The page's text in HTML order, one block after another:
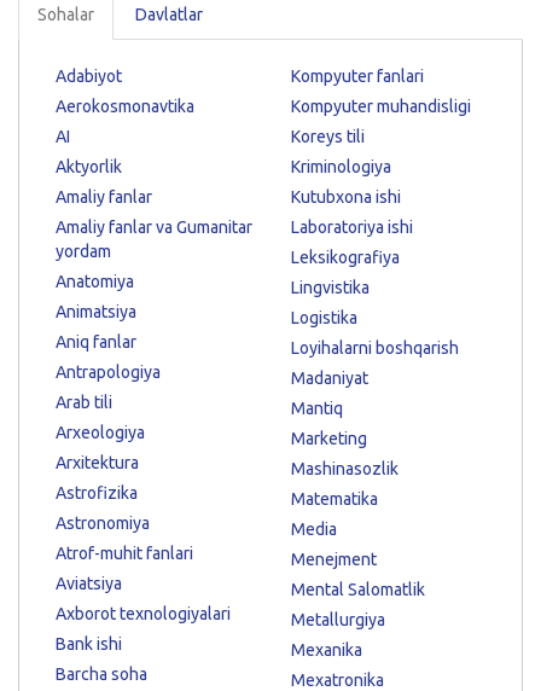
Sohalar Davlatlar
Adabiyot
Aerokosmonavtika
AI
Aktyorlik
Amaliy fanlar
Amaliy fanlar va Gumanitar
yordam
Anatomiya
Animatsiya
Aniq fanlar
Antrapologiya
Arab tili
Arxeologiya
Arxitektura
Astrofizika
Astronomiya
Atrof-muhit fanlari
Aviatsiya
Axborot texnologiyalari
Bank ishi
Barcha soha
Kompyuter fanlari
Kompyuter muhandisligi
Koreys tili
Kriminologiya
Kutubxona ishi
Laboratoriya ishi
Leksikografiya
Lingvistika
Logistika
Loyihalarni boshqarish
Madaniyat
Mantiq
Marketing
Mashinasozlik
Matematika
Media
Menejment
Mental Salomatlik
Metallurgiya
Mexanika
Mexatronika